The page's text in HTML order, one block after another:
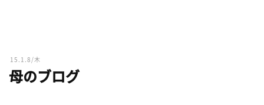
15.1.8/木
母のブログ